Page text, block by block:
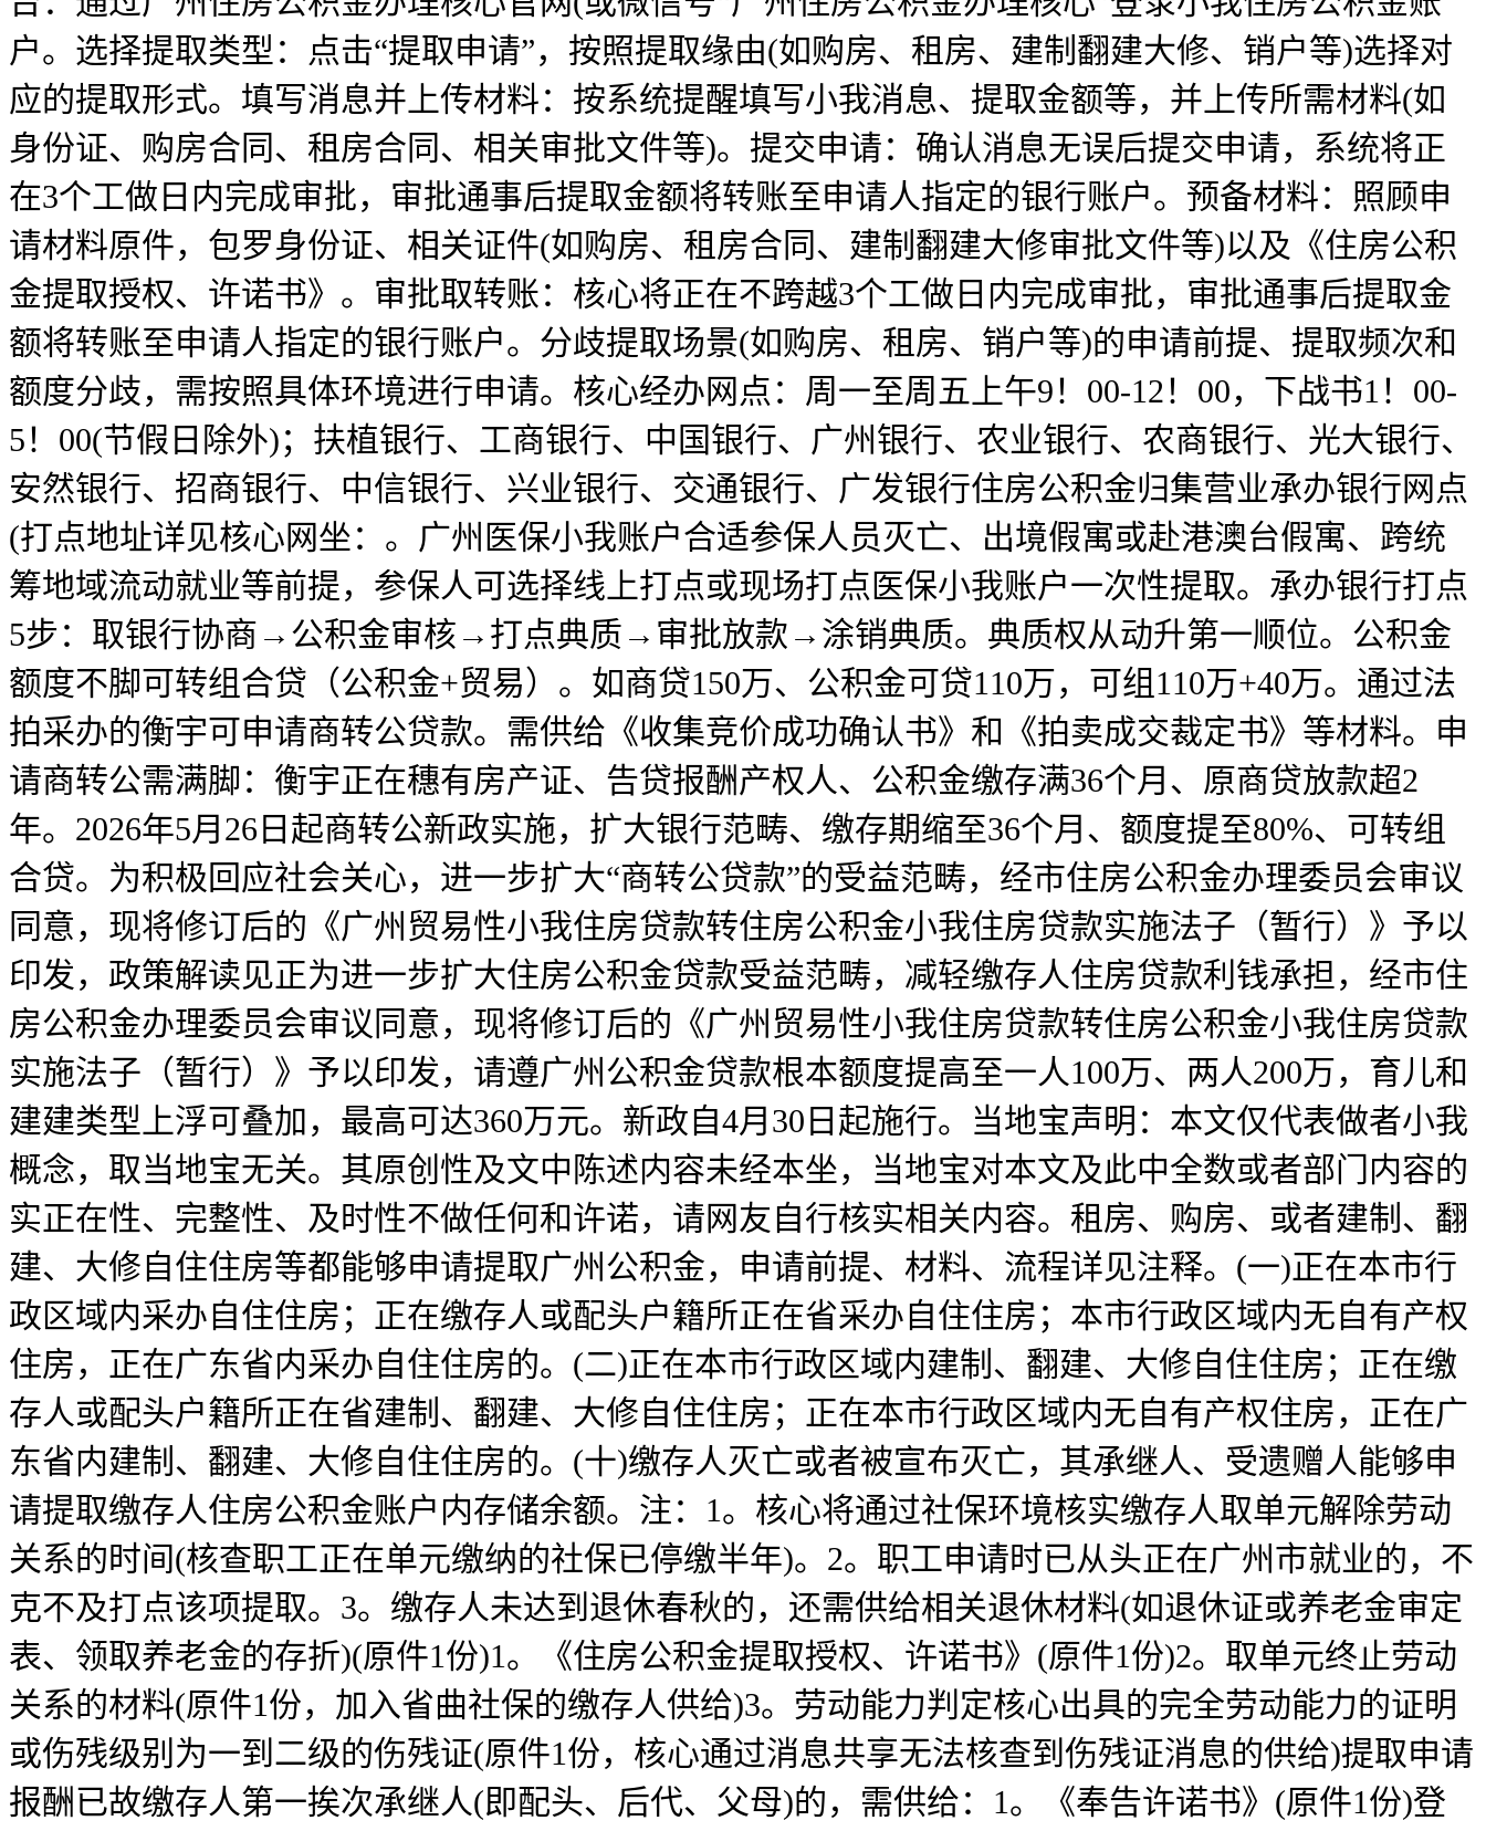
户。选择提取类型：点击“提取申请”，按照提取缘由(如购房、租房、建制翻建大修、销户等)选择对
应的提取形式。填写消息并上传材料：按系统提醒填写小我消息、提取金额等，并上传所需材料(如
身份证、购房合同、租房合同、相关审批文件等)。提交申请：确认消息无误后提交申请，系统将正
在3个工做日内完成审批，审批通事后提取金额将转账至申请人指定的银行账户。预备材料：照顾申
请材料原件，包罗身份证、相关证件(如购房、租房合同、建制翻建大修审批文件等)以及《住房公积
金提取授权、许诺书》。审批取转账：核心将正在不跨越3个工做日内完成审批，审批通事后提取金
额将转账至申请人指定的银行账户。分歧提取场景(如购房、租房、销户等)的申请前提、提取频次和
额度分歧，需按照具体环境进行申请。核心经办网点：周一至周五上午9！00-12！00，下战书1！00-
5！00(节假日除外)；扶植银行、工商银行、中国银行、广州银行、农业银行、农商银行、光大银行、
安然银行、招商银行、中信银行、兴业银行、交通银行、广发银行住房公积金归集营业承办银行网点
(打点地址详见核心网坐：。广州医保小我账户合适参保人员灭亡、出境假寓或赴港澳台假寓、跨统
筹地域流动就业等前提，参保人可选择线上打点或现场打点医保小我账户一次性提取。承办银行打点
5步：取银行协商→公积金审核→打点典质→审批放款→涂销典质。典质权从动升第一顺位。公积金
额度不脚可转组合贷（公积金+贸易）。如商贷150万、公积金可贷110万，可组110万+40万。通过法
拍采办的衡宇可申请商转公贷款。需供给《收集竞价成功确认书》和《拍卖成交裁定书》等材料。申
请商转公需满脚：衡宇正在穗有房产证、告贷报酬产权人、公积金缴存满36个月、原商贷放款超2
年。2026年5月26日起商转公新政实施，扩大银行范畴、缴存期缩至36个月、额度提至80%、可转组
合贷。为积极回应社会关心，进一步扩大“商转公贷款”的受益范畴，经市住房公积金办理委员会审议
同意，现将修订后的《广州贸易性小我住房贷款转住房公积金小我住房贷款实施法子（暂行）》予以
印发，政策解读见正为进一步扩大住房公积金贷款受益范畴，减轻缴存人住房贷款利钱承担，经市住
房公积金办理委员会审议同意，现将修订后的《广州贸易性小我住房贷款转住房公积金小我住房贷款
实施法子（暂行）》予以印发，请遵广州公积金贷款根本额度提高至一人100万、两人200万，育儿和
建建类型上浮可叠加，最高可达360万元。新政自4月30日起施行。当地宝声明：本文仅代表做者小我
概念，取当地宝无关。其原创性及文中陈述内容未经本坐，当地宝对本文及此中全数或者部门内容的
实正在性、完整性、及时性不做任何和许诺，请网友自行核实相关内容。租房、购房、或者建制、翻
建、大修自住住房等都能够申请提取广州公积金，申请前提、材料、流程详见注释。(一)正在本市行
政区域内采办自住住房；正在缴存人或配头户籍所正在省采办自住住房；本市行政区域内无自有产权
住房，正在广东省内采办自住住房的。(二)正在本市行政区域内建制、翻建、大修自住住房；正在缴
存人或配头户籍所正在省建制、翻建、大修自住住房；正在本市行政区域内无自有产权住房，正在广
东省内建制、翻建、大修自住住房的。(十)缴存人灭亡或者被宣布灭亡，其承继人、受遗赠人能够申
请提取缴存人住房公积金账户内存储余额。注：1。核心将通过社保环境核实缴存人取单元解除劳动
关系的时间(核查职工正在单元缴纳的社保已停缴半年)。2。职工申请时已从头正在广州市就业的，不
克不及打点该项提取。3。缴存人未达到退休春秋的，还需供给相关退休材料(如退休证或养老金审定
表、领取养老金的存折)(原件1份)1。《住房公积金提取授权、许诺书》(原件1份)2。取单元终止劳动
关系的材料(原件1份，加入省曲社保的缴存人供给)3。劳动能力判定核心出具的完全劳动能力的证明
或伤残级别为一到二级的伤残证(原件1份，核心通过消息共享无法核查到伤残证消息的供给)提取申请
报酬已故缴存人第一挨次承继人(即配头、后代、父母)的，需供给：1。《奉告许诺书》(原件1份)登